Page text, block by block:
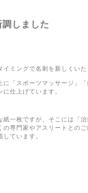
しました
イミングで名刺を新しくいた
に「スポーツマッサージ」
に仕上げています。
紙一枚ですが、そこには「
の専門家やアスリートとの
しています。